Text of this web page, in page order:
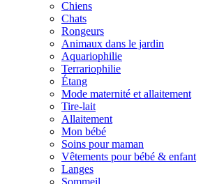
Chiens
Chats
Rongeurs
Animaux dans le jardin
Aquariophilie
Terrariophilie
Étang
Mode maternité et allaitement
Tire-lait
Allaitement
Mon bébé
Soins pour maman
Vêtements pour bébé & enfant
Langes
Sommeil